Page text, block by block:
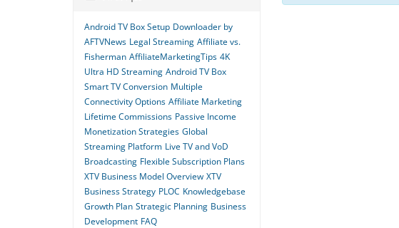
Android TV Box Setup Downloader by
AFTVNews Legal Streaming Affiliate vs.
Fisherman AffiliateMarketingTips 4K
Ultra HD Streaming Android TV Box
Smart TV Conversion Multiple
Connectivity Options Affiliate Marketing
Lifetime Commissions Passive Income
Monetization Strategies Global
Streaming Platform Live TV and VoD
Broadcasting Flexible Subscription Plans
XTV Business Model Overview XTV
Business Strategy PLOC Knowledgebase
Growth Plan Strategic Planning Business
Development FAQ